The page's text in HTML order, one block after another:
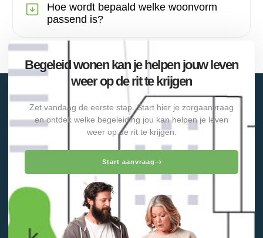
Hoe wordt bepaald welke woonvorm
passend is?
Begeleid wonen kan je helpen jouw leven
weer op de rit te krijgen
Zet vandaag de eerste stap. Start hier je zorgaanvraag
en ontdek welke begeleiding jou kan helpen je leven
weer op de rit te krijgen.
Start aanvraag